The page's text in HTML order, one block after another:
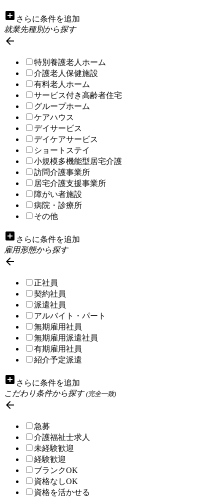
add_box さらに条件を追加
就業先種別から探す

特別養護老人ホーム
介護老人保健施設
有料老人ホーム
サービス付き高齢者住宅
グループホーム
ケアハウス
デイサービス
デイケアサービス
ショートステイ
小規模多機能型居宅介護
訪問介護事業所
居宅介護支援事業所
障がい者施設
病院・診療所
その他
add_box さらに条件を追加
雇用形態から探す

正社員
契約社員
派遣社員
アルバイト・パート
無期雇用社員
無期雇用派遣社員
有期雇用社員
紹介予定派遣
add_box さらに条件を追加
こだわり条件から探す(完全一致)

急募
介護福祉士求人
未経験歓迎
経験歓迎
ブランクOK
資格なしOK
資格を活かせる